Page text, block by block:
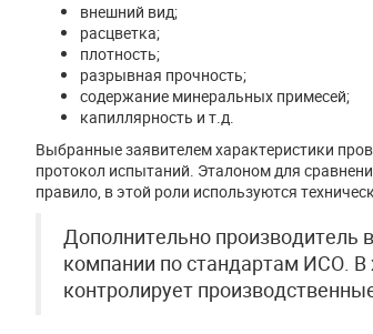
внешний вид;
расцветка;
плотность;
разрывная прочность;
содержание минеральных примесей;
капиллярность и т.д.
Выбранные заявителем характеристики
протокол испытаний. Эталоном для
правило, в этой роли используются
Дополнительно производитель
компании по стандартам ИСО. В
контролирует